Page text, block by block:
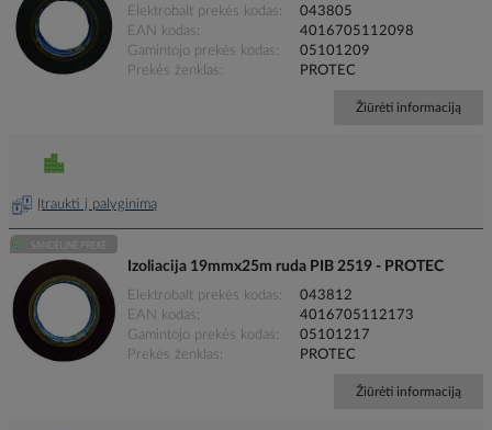
Elektrobalt prekės kodas
043805
EAN kodas
4016705112098
Gamintojo prekės kodas
05101209
Prekės ženklas
PROTEC
Žiūrėti informaciją
Įtraukti į palyginimą
Izoliacija 19mmx25m ruda PIB 2519 - PROTEC
Elektrobalt prekės kodas
043812
EAN kodas
4016705112173
Gamintojo prekės kodas
05101217
Prekės ženklas
PROTEC
Žiūrėti informaciją